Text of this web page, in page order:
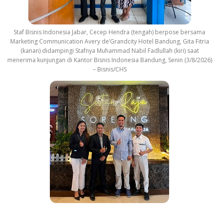
Staf Bisnis Indonesia Jabar, Cecep Hendra (tengah) berpose bersama
Marketing Communication Avery de’Grandcity Hotel Bandung, Gita Fitria
(kanan) didampingi Stafnya Muhammad Nabil Fadlullah (kiri) saat
menerima kunjungan di Kantor Bisnis Indonesia Bandung, Senin (3/8/2026)
– Bisnis/CHS